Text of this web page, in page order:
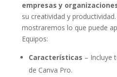
empresas y
su creatividad y
mostraremos lo que puede
Equipos:
Características – Incluye
de Canva Pro.